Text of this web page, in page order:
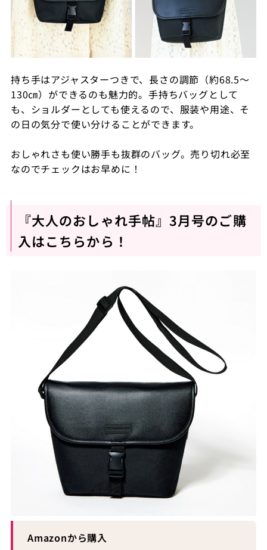
持ち手はアジャスターつきで、長さの調節（約68.5～
130㎝）ができるのも魅力的。手持ちバッグとして
も、ショルダーとしても使えるので、服装や用途、そ
の日の気分で使い分けることができます。
おしゃれさも使い勝手も抜群のバッグ。売り切れ必至
なのでチェックはお早めに！
『大人のおしゃれ手帖』3月号のご購
入はこちらから！
Amazonから購入